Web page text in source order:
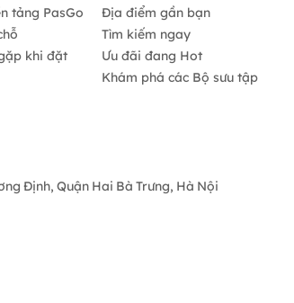
tảng PasGo
khi đặt
Địa điểm gần bạn
Tìm kiếm ngay
Ưu đãi đang Hot
Khám phá các Bộ sưu tập
Định, Quận Hai Bà Trưng, Hà Nội